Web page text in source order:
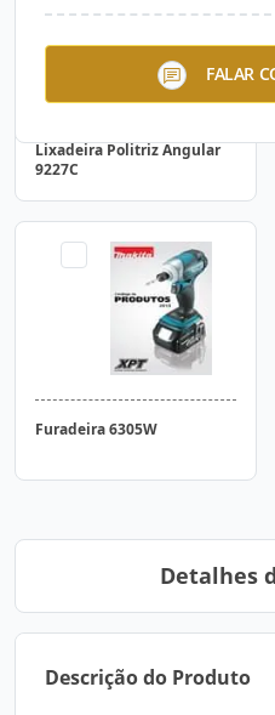
FALAR
Lixadeira Politriz Angular
9227C
Furadeira 6305W
Detalhes
Descrição do Produto